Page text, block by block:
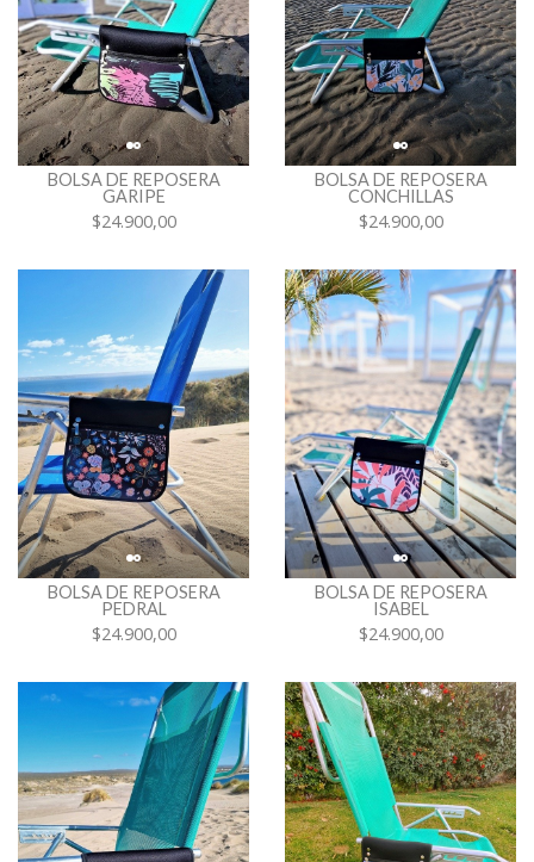
BOLSA DE REPOSERA
GARIPE
$24.900,00
BOLSA DE REPOSERA
CONCHILLAS
$24.900,00
BOLSA DE REPOSERA
PEDRAL
$24.900,00
BOLSA DE REPOSERA
ISABEL
$24.900,00